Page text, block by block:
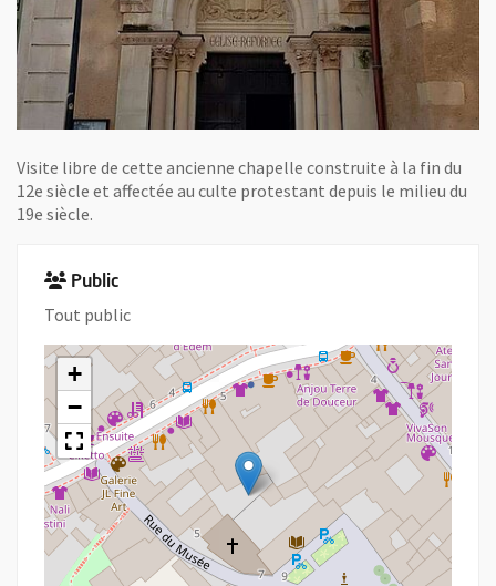
Visite libre de cette ancienne chapelle construite à la fin du
12e siècle et affectée au culte protestant depuis le milieu du
19e siècle.
Public
Tout public
+
−